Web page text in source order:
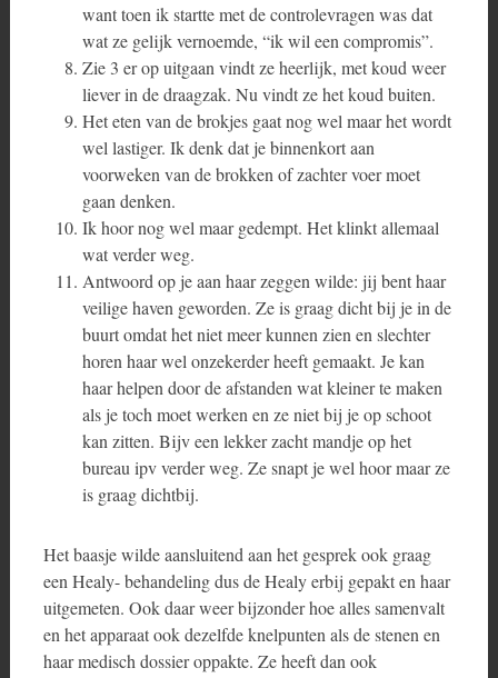
want toen ik startte met de controlevragen was dat
wat ze gelijk vernoemde, “ik wil een compromis”.
Zie 3 er op uitgaan vindt ze heerlijk, met koud weer
liever in de draagzak. Nu vindt ze het koud buiten.
Het eten van de brokjes gaat nog wel maar het wordt
wel lastiger. Ik denk dat je binnenkort aan
voorweken van de brokken of zachter voer moet
gaan denken.
Ik hoor nog wel maar gedempt. Het klinkt allemaal
wat verder weg.
Antwoord op je aan haar zeggen wilde: jij bent haar
veilige haven geworden. Ze is graag dicht bij je in de
buurt omdat het niet meer kunnen zien en slechter
horen haar wel onzekerder heeft gemaakt. Je kan
haar helpen door de afstanden wat kleiner te maken
als je toch moet werken en ze niet bij je op schoot
kan zitten. Bijv een lekker zacht mandje op het
bureau ipv verder weg. Ze snapt je wel hoor maar ze
is graag dichtbij.
Het baasje wilde aansluitend aan het gesprek ook graag
een Healy- behandeling dus de Healy erbij gepakt en haar
uitgemeten. Ook daar weer bijzonder hoe alles samenvalt
en het apparaat ook dezelfde knelpunten als de stenen en
haar medisch dossier oppakte. Ze heeft dan ook